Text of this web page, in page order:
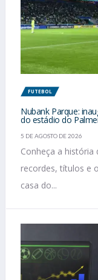
FUTEBOL
Nubank Parque:
do estádio do
5 DE AGOSTO DE 2026
Conheça a história
recordes, títulos e
casa do...